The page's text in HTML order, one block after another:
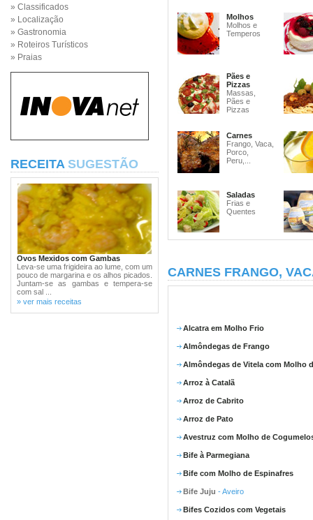
» Classificados
» Localização
» Gastronomia
» Roteiros Turísticos
» Praias
RECEITA SUGESTÃO
Ovos Mexidos com Gambas
Leva-se uma frigideira ao lume, com um
pouco de margarina e os alhos picados.
Juntam-se as gambas e tempera-se
com sal ...
» ver mais receitas
Molhos
Molhos e
Temperos
Pães e
Pizzas
Massas,
Pães e
Pizzas
Carnes
Frango, Vaca,
Porco,
Peru,...
Saladas
Frias e
Quentes
CARNES FRANGO,
Alcatra em Molho Frio
Almôndegas de Frango
Almôndegas de Vitela com Molho
Arroz à Catalã
Arroz de Cabrito
Arroz de Pato
Avestruz com Molho de
Bife à Parmegiana
Bife com Molho de Espinafres
Bife Juju - Aveiro
Bifes Cozidos com Vegetais